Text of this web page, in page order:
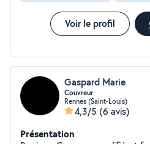
Voir le profil
Gaspard Marie
Couvreur
Rennes (Saint-Louis)
4,3/5 (6 avis)
Présentation